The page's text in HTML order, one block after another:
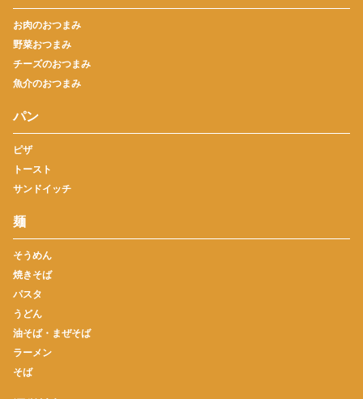
お肉のおつまみ
野菜おつまみ
チーズのおつまみ
魚介のおつまみ
パン
ピザ
トースト
サンドイッチ
麺
そうめん
焼きそば
パスタ
うどん
油そば・まぜそば
ラーメン
そば